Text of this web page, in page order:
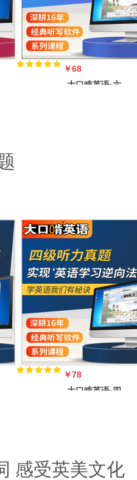
￥68
大口啃英语·六
￥78
大口啃英语·四
感受英美文化